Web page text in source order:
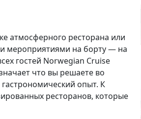
атмосферного ресторана или
и мероприятиями на борту — на
гостей Norwegian Cruise
что вы решаете во
опыт. К
ресторанов, которые